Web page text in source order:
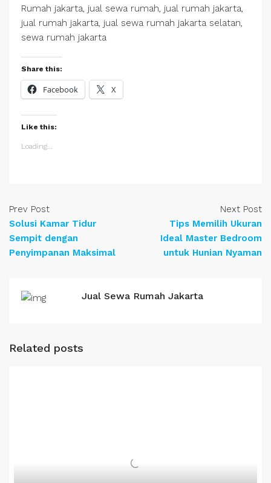
Rumah jakarta, jual sewa rumah, jual rumah jakarta,
jual rumah jakarta, jual sewa rumah jakarta selatan,
sewa rumah jakarta
Share this:
Facebook X
Like this:
Loading...
Prev Post
Solusi Kamar Tidur
Sempit dengan
Penyimpanan Maksimal
Next Post
Tips Memilih Ukuran
Ideal Master Bedroom
untuk Hunian Nyaman
Jual Sewa Rumah Jakarta
Related posts